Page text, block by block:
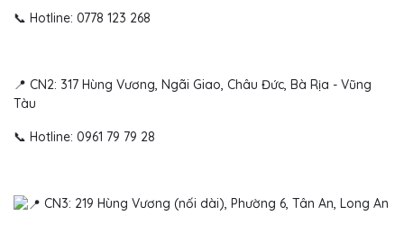
📞 Hotline: 0778 123 268
📍 CN2: 317 Hùng Vương, Ngãi Giao, Châu Đức, Bà Rịa - Vũng
Tàu
📞 Hotline: 0961 79 79 28
CN3: 219 Hùng Vương (nối dài), Phường 6, Tân An, Long An